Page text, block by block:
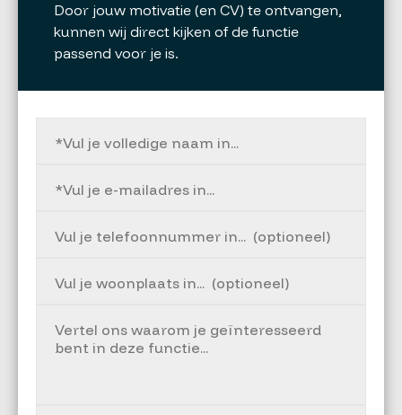
Door jouw motivatie (en CV) te ontvangen,
kunnen wij direct kijken of de functie
passend voor je is.